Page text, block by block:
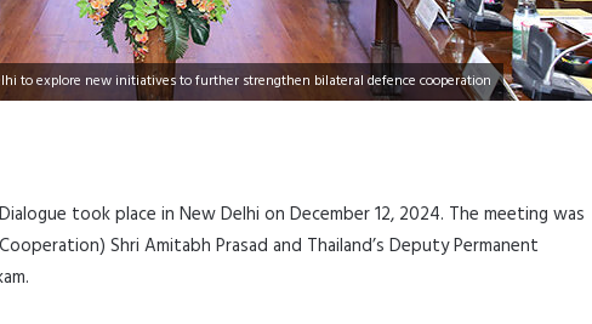
to explore new initiatives to further strengthen bilateral defence cooperation
took place in New Delhi on December 12, 2024. The meeting was
Shri Amitabh Prasad and Thailand’s Deputy Permanent